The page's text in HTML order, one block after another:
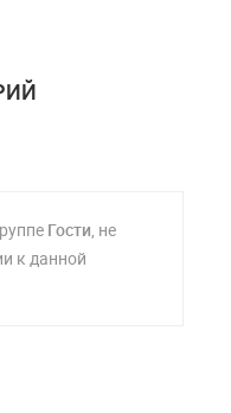
Гости, не
к данной